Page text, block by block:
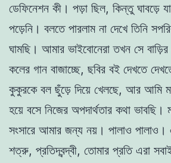
ডেফিনেশন কী। পড়া ছিল, কিন্তু ঘাবড়ে
পড়েনি। বলতে পারলাম না দেখে তিনি
ঘামছি। আমার ভাইবোনেরা তখন সে বাড়ির
কলের গান বাজাচ্ছে, ছবির বই দেখতে
কুকুরকে বল ছুঁড়ে দিয়ে খেলছে, আর আমি
হয়ে বসে নিজের অপদার্থতার কথা ভাবছি।
সংসারে আমার জন্য নয়। পালাও পালাও।
শত্রু, প্রতিদ্বন্দ্বী, তোমার প্রতি এরা